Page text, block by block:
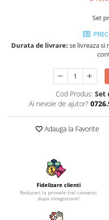
Set
Durata de livrare: se livreaza si
Cod Produs: Set
Ai nevoie de ajutor?
Adauga la Favorite
Fidelizare clienti
Reduceri la primele trei comenzi
dupa inregistrare!